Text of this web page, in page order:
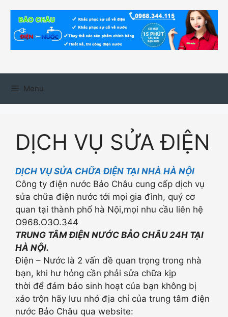
dung
Menu
DỊCH VỤ SỬA ĐIỆN
DỊCH VỤ SỬA CHỮA ĐIỆN TẠI NHÀ HÀ NỘI
Công ty điện nước Bảo Châu cung cấp dịch vụ
sửa chữa điện nước tới mọi gia đình, quý cơ
quan tại thành phố hà Nội,mọi nhu cầu liên hệ
O968.O3O.344
TRUNG TÂM ĐIỆN NƯỚC BẢO CHÂU 24H TẠI
HÀ NỘI.
Điện – Nước là 2 vấn đề quan trọng trong nhà
bạn, khi hư hỏng cần phải sửa chữa kịp
thời để đảm bảo sinh hoạt của bạn không bị
xáo trộn hãy lưu nhớ địa chỉ của trung tâm điện
nước Bảo Châu qua website: